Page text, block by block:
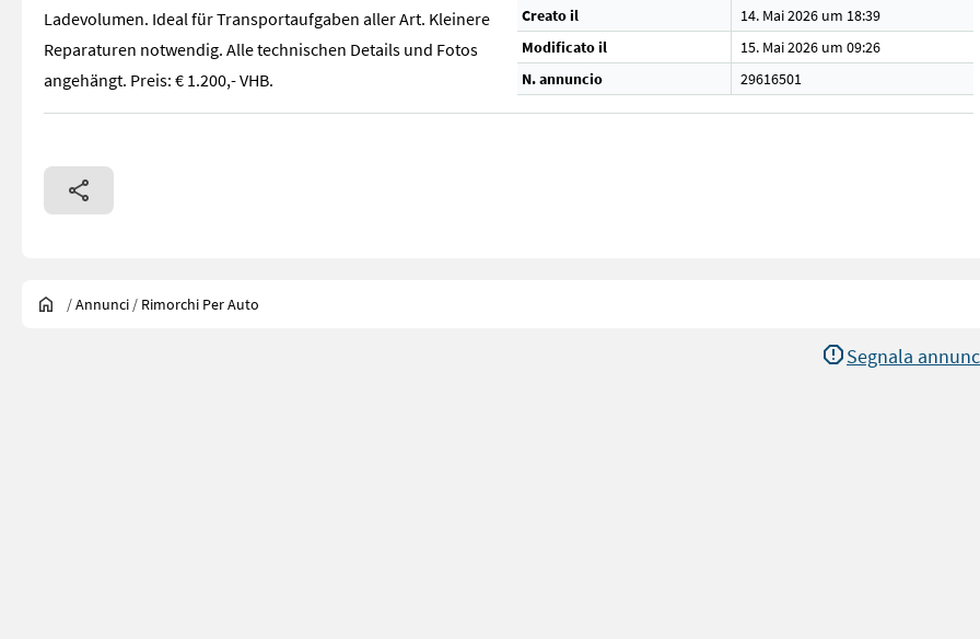
Ladevolumen. Ideal für Transportaufgaben aller Art. Kleinere
Reparaturen notwendig. Alle technischen Details und Fotos
angehängt. Preis: € 1.200,- VHB.
Creato il
14. Mai 2026 um 18:39
Modificato il
15. Mai 2026 um 09:26
N. annuncio
29616501
/Annunci / Rimorchi Per Auto
Segnala